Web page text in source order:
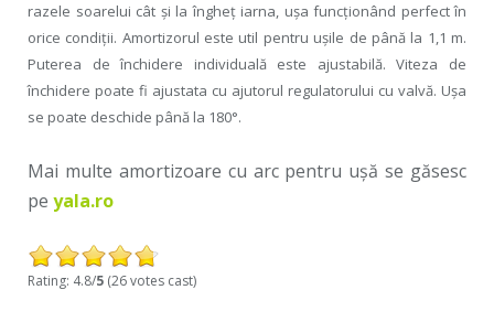
razele soarelui cât şi la îngheţ iarna, uşa funcţionând perfect în
orice condiţii. Amortizorul este util pentru uşile de până la 1,1 m.
Puterea de închidere individuală este ajustabilă. Viteza de
închidere poate fi ajustata cu ajutorul regulatorului cu valvă. Uşa
se poate deschide până la 180°.
Mai multe amortizoare cu arc pentru uşă se găsesc
pe yala.ro
Rating: 4.8/5 (26 votes cast)